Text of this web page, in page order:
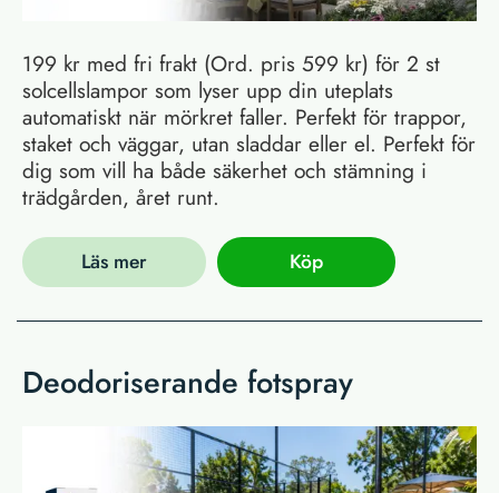
199 kr med fri frakt (Ord. pris 599 kr) för 2 st
solcellslampor som lyser upp din uteplats
automatiskt när mörkret faller. Perfekt för trappor,
staket och väggar, utan sladdar eller el. Perfekt för
dig som vill ha både säkerhet och stämning i
trädgården, året runt.
Läs mer Köp
Deodoriserande fotspray